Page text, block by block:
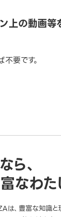
上の動画等
要です。
ら、
なわた
、豊富な知識と